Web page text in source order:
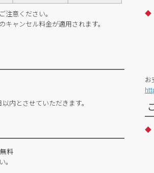
意ください。
ンセル料金が適用されます。
内とさせていただきます。
料
お